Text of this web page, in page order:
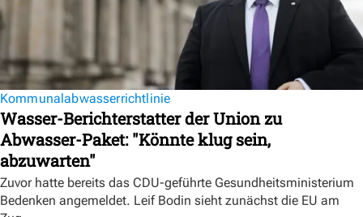
Kommunalabwasserrichtlinie
Wasser-Berichterstatter der Union zu
Abwasser-Paket: "Könnte klug sein,
abzuwarten"
Zuvor hatte bereits das CDU-geführte Gesundheitsministerium
Bedenken angemeldet. Leif Bodin sieht zunächst die EU am